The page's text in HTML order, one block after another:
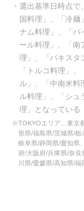
・選出基準日時点
国料理」、「冷麺
ナム料理」、「バ
ール料理」、「南
理」、「パキスタ
「トルコ料理」
ル」、「中南米料
ル料理」、「シュ
理」となっている
※TOKYOエリア…東京
形県/福島県/茨城県/
岐阜県/静岡県/愛知県
府/大阪府/兵庫県/奈
川県/愛媛県/高知県/